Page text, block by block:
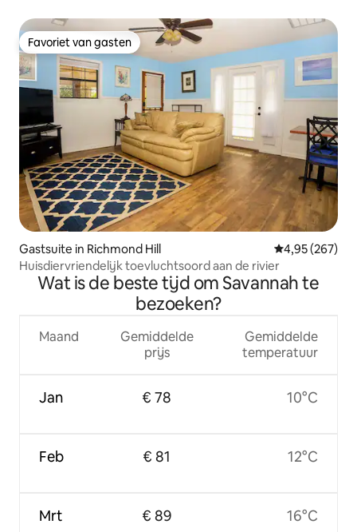
Favoriet van gasten
Favoriet van gasten
Gastsuite in Richmond Hill Gemiddelde
4,95 (267)
Huisdiervriendelijk toevluchtsoord aan de rivier
Wat is de beste tijd om Savannah te
bezoeken?
Maand
Jan
Feb
Mrt
Gemiddelde
prijs
€ 78
€ 81
€ 89
Gemiddelde
temperatuur
10°C
12°C
16°C